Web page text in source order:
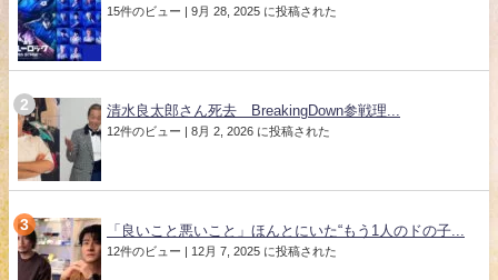
15件のビュー 9月 28, 2025 に投稿された
清水良太郎さん死去 BreakingDown参戦理...
12件のビュー 8月 2, 2026 に投稿された
「良いこと悪いこと」ほんとにいた“もう1人のドの子...
12件のビュー 12月 7, 2025 に投稿された